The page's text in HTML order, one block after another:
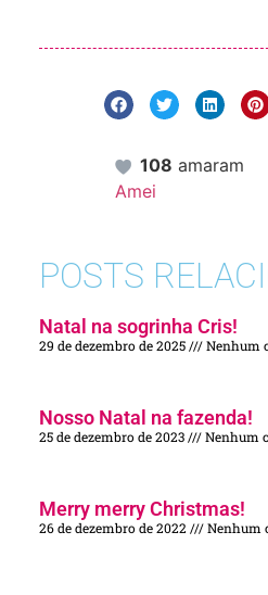
108 amaram
Amei
POSTS
Natal na sogrinha Cris!
29 de dezembro de 2025 Nenhum
Nosso Natal na fazenda!
25 de dezembro de 2023 Nenhum
Merry merry Christmas!
26 de dezembro de 2022 Nenhum